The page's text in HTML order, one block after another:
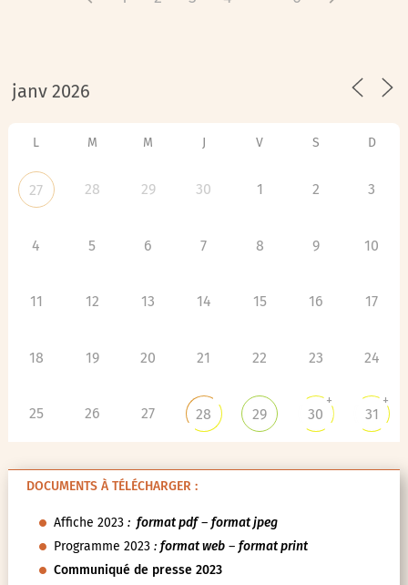
L M M J V S D
27 28 29 30 1 2 3
4 5 6 7 8 9 10
11 12 13 14 15 16 17
18 19 20 21 22 23 24
25 26 27 28 29 30
+
31
+
DOCUMENTS À TÉLÉCHARGER :
Affiche 2023: format pdf– format jpeg
Programme 2023 : format web– format print
Communiqué de presse 2023